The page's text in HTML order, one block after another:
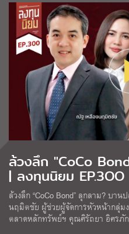
ล้วงลึก "CoCo
| ลงทุนนิยม EP.3OO
ล้วงลึก “CoCo Bond” ลุกลาม? บ
นฤมิตชัย ผู้ช่วยผู้จัดการหัวหน้ากลุ่ม
ตลาดหลักทรัพย์ฯ คุณศิรัถยา อิศรภัก